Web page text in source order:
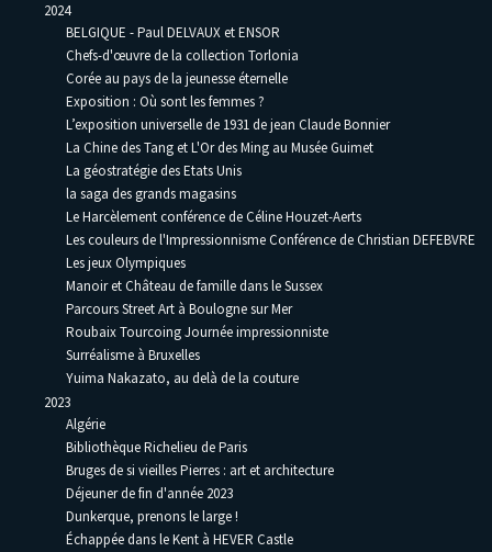
2024
BELGIQUE - Paul DELVAUX et ENSOR
Chefs-d'œuvre de la collection Torlonia
Corée au pays de la jeunesse éternelle
Exposition : Où sont les femmes ?
L’exposition universelle de 1931 de jean Claude Bonnier
La Chine des Tang et L'Or des Ming au Musée Guimet
La géostratégie des Etats Unis
la saga des grands magasins
Le Harcèlement conférence de Céline Houzet-Aerts
Les couleurs de l'Impressionnisme Conférence de Christian DEFEBVRE
Les jeux Olympiques
Manoir et Château de famille dans le Sussex
Parcours Street Art à Boulogne sur Mer
Roubaix Tourcoing Journée impressionniste
Surréalisme à Bruxelles
Yuima Nakazato, au delà de la couture
2023
Algérie
Bibliothèque Richelieu de Paris
Bruges de si vieilles Pierres : art et architecture
Déjeuner de fin d'année 2023
Dunkerque, prenons le large !
Échappée dans le Kent à HEVER Castle